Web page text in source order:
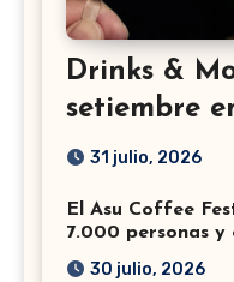
Drinks &
setiembre
31 julio, 2026
El Asu Coffee
7.000 personas y
30 julio, 2026